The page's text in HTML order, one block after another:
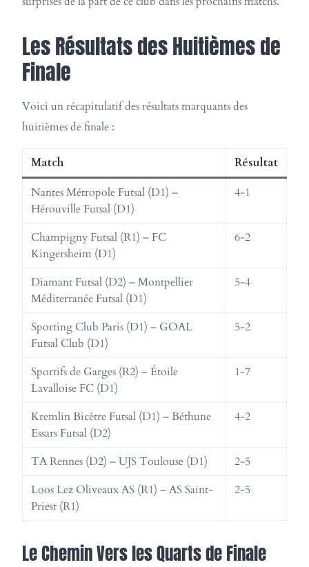
Les Résultats des Huitièmes de
Finale
Voici un récapitulatif des résultats marquants des
huitièmes de finale :
Match
Résultat
Nantes Métropole Futsal (D1) –
Hérouville Futsal (D1)
4-1
Champigny Futsal (R1) – FC
Kingersheim (D1)
6-2
Diamant Futsal (D2) – Montpellier
Méditerranée Futsal (D1)
5-4
Sporting Club Paris (D1) – GOAL
Futsal Club (D1)
5-2
Sportifs de Garges (R2) – Étoile
Lavalloise FC (D1)
1-7
Kremlin Bicêtre Futsal (D1) – Béthune
Essars Futsal (D2)
4-2
TA Rennes (D2) – UJS Toulouse (D1)
2-5
Loos Lez Oliveaux AS (R1) – AS Saint-
Priest (R1)
2-5
Le Chemin Vers les Quarts de Finale